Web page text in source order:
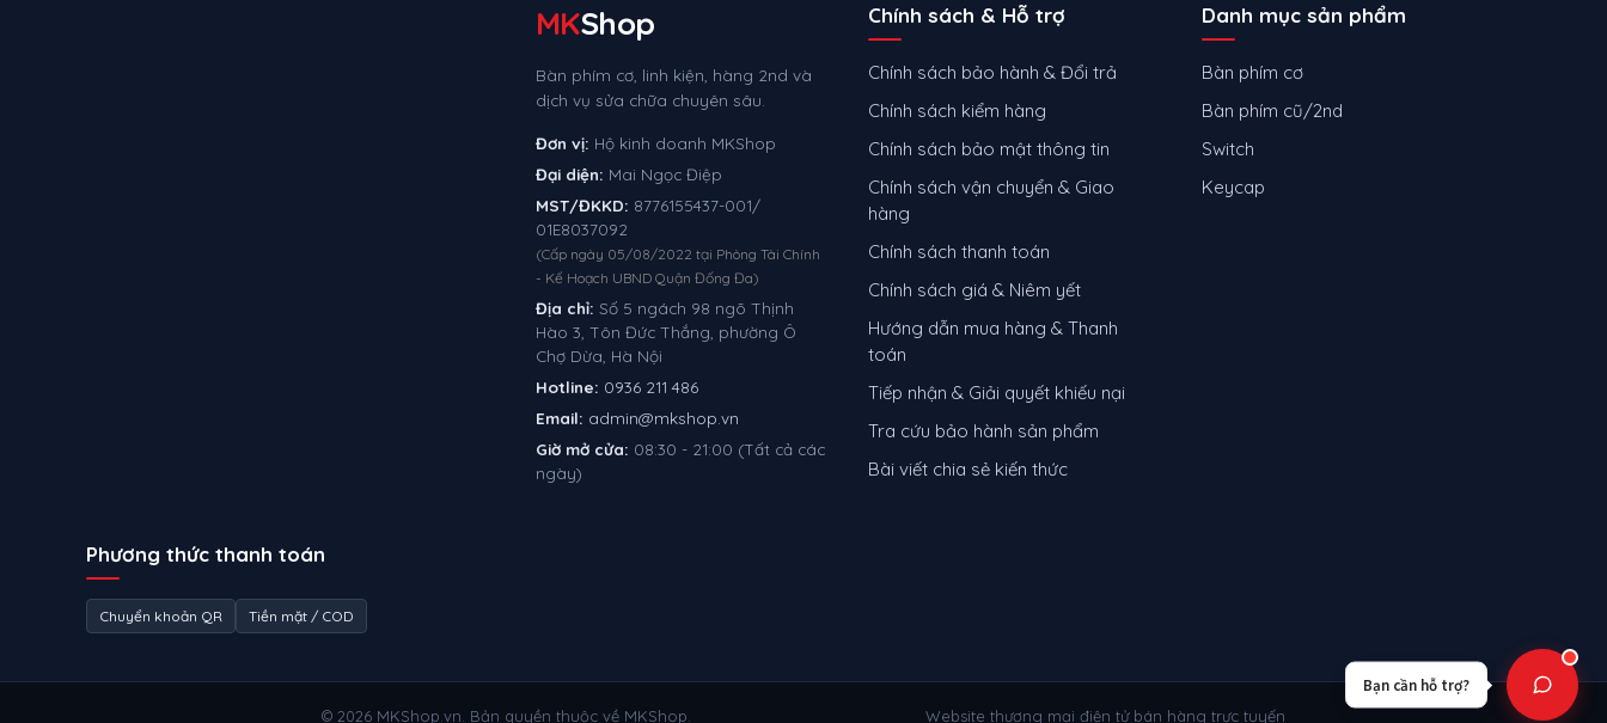
MKShop
Bàn phím cơ, linh kiện, hàng 2nd và
dịch vụ sửa chữa chuyên sâu.
Đơn vị: Hộ kinh doanh MKShop
Đại diện: Mai Ngọc Điệp
MST/ĐKKD: 8776155437-001/
01E8037092
(Cấp ngày 05/08/2022 tại Phòng Tài Chính
- Kế Hoạch UBND Quận Đống Đa)
Địa chỉ: Số 5 ngách 98 ngõ Thịnh
Hào 3, Tôn Đức Thắng, phường Ô
Chợ Dừa, Hà Nội
Hotline: 0936 211 486
Email: admin@mkshop.vn
Giờ mở cửa: 08:30 - 21:00 (Tất cả các
ngày)
Chính sách & Hỗ trợ
Chính sách bảo hành & Đổi trả
Chính sách kiểm hàng
Chính sách bảo mật thông tin
Chính sách vận chuyển & Giao
hàng
Chính sách thanh toán
Chính sách giá & Niêm yết
Hướng dẫn mua hàng & Thanh
toán
Tiếp nhận & Giải quyết khiếu nại
Tra cứu bảo hành sản phẩm
Bài viết chia sẻ kiến thức
Danh mục sản phẩm
Bàn phím cơ
Bàn phím cũ/2nd
Switch
Keycap
Phương thức thanh toán
Chuyển khoản QR Tiền mặt / COD
© 2026 MKShop.vn. Bản quyền thuộc về MKShop. Website thương mại điện tử bán hàng trực tuyến
Bạn cần hỗ trợ?